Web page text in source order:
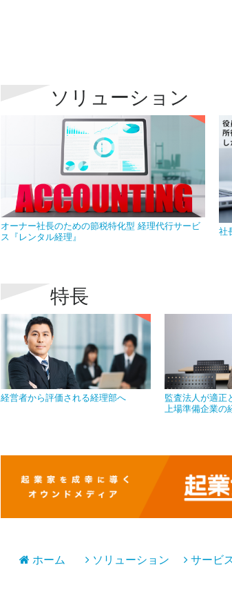
ソリューション
オーナー社長のための節税特化型 経理代行サービ
ス『レンタル経理』
社
特長
経営者から評価される経理部へ
監査法人が適正
上場準備企業の
ホーム ソリューション サービ